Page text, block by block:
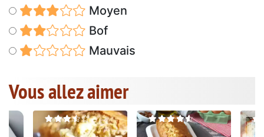
Moyen
Bof
Mauvais
Vous allez aimer